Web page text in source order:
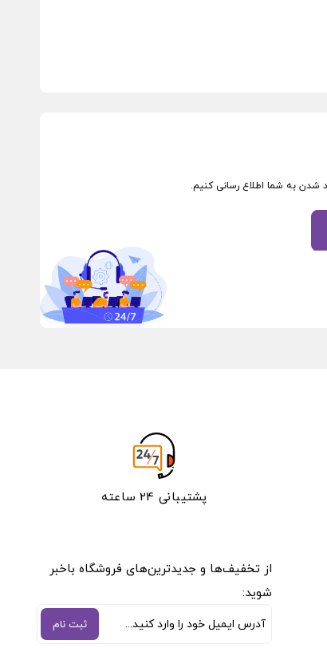
شدن به شما اطلاع رسانی کنیم.
پشتیبانی 24 ساعته
از تخفیف‌ها و جدیدترین‌های فروشگاه باخبر
شوید:
ثبت نام